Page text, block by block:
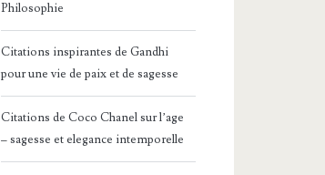
Philosophie
Citations inspirantes de Gandhi
pour une vie de paix et de sagesse
Citations de Coco Chanel sur l’age
– sagesse et elegance intemporelle